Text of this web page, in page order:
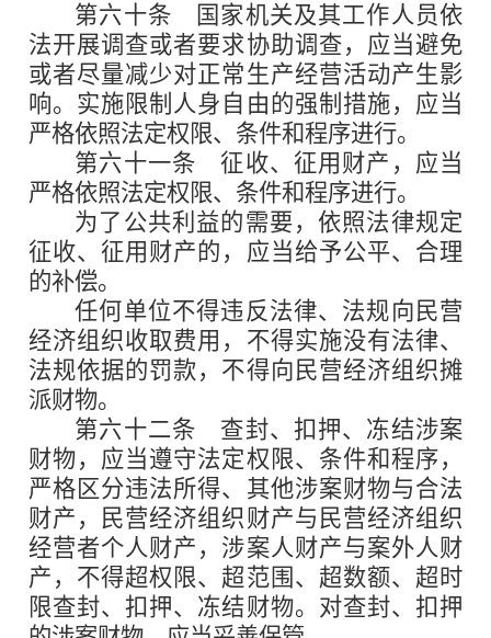
第六十条 国家机关及其工作人员依
法开展调查或者要求协助调查，应当避免
或者尽量减少对正常生产经营活动产生影
响。实施限制人身自由的强制措施，应当
严格依照法定权限、条件和程序进行。
第六十一条 征收、征用财产，应当
严格依照法定权限、条件和程序进行。
为了公共利益的需要，依照法律规定
征收、征用财产的，应当给予公平、合理
的补偿。
任何单位不得违反法律、法规向民营
经济组织收取费用，不得实施没有法律、
法规依据的罚款，不得向民营经济组织摊
派财物。
第六十二条 查封、扣押、冻结涉案
财物，应当遵守法定权限、条件和程序，
严格区分违法所得、其他涉案财物与合法
财产，民营经济组织财产与民营经济组织
经营者个人财产，涉案人财产与案外人财
产，不得超权限、超范围、超数额、超时
限查封、扣押、冻结财物。对查封、扣押